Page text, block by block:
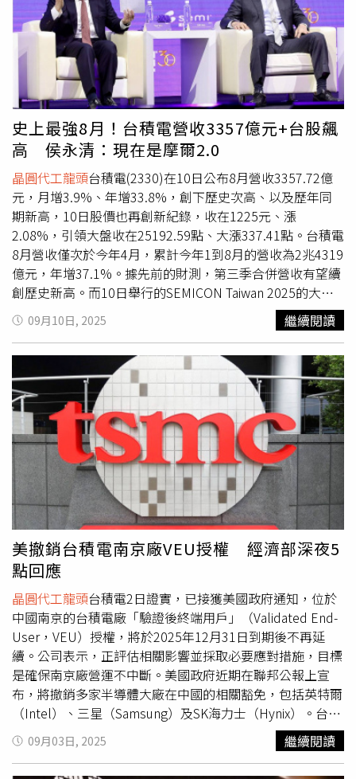
39.13點，漲幅0.58％，收報6,753.72點；科技股為主的那
斯達克指數大漲255.02點、漲幅1.12％，收在23,043.38
點；費城半導體指數漲勢最強，勁揚225.44點、漲幅達
3.4％，收在6,860.2點。
史上最強8月！台積電營收3357億元+台股飆
高 侯永清：現在是摩爾2.0
晶圓代工龍頭台積電(2330)在10日公布8月營收3357.72億
元，月增3.9%、年增33.8%，創下歷史次高、以及歷年同
期新高，10日股價也再創新紀錄，收在1225元、漲
2.08%，引領大盤收在25192.59點、大漲337.41點。台積電
8月營收僅次於今年4月，累計今年1到8月的營收為2兆4319
億元，年增37.1%。據先前的財測，第三季合併營收有望續
創歷史新高。而10日舉行的SEMICON Taiwan 2025的大師
論壇，台灣半導體產業協會理事長、台積電資深副總經理暨
副共同營運長侯永清說，最近很多人說摩爾定律不管用了，
但過去20年是著重在技術面，摩爾定律的確在放緩，但最近
關於軟體、硬體優化，技術與系統優化等需求都在爆發，台
灣半導體生態系統不是只有台積電，而是整個生態系都有很
好的夥伴關係，跟客戶溝通時，覺得他們好像每周都有新想
法，所以現在其實是摩爾2.0。侯永清也在論壇上幫台灣拉
票，他說，台灣有個優點，就是北中南都有科學園區，法規
非常友善，一小時車程就能取得任何東西，這優點在世界其
他地方都找不到。而台積電的全球合作夥伴，去年年底有40
家企業在台灣設立營運中心和研發中心，今年會有更多夥伴
加入，侯永清說，可見台灣供應鏈強大的地方，在於我們擁
有最堅強的夥伴，因為我們習慣協作，且對設計公司、新創
公司想法都持開放態度。由台積電與日月光(3711)帶頭的
3DIC先進封裝製造聯盟也正式成軍，共37家國內外企業攜
手合作。台積電先進封裝技術暨服務副總何軍表示，AI推動
技術疊代週期大幅縮短，供應鏈「在地化」已成發展重中之
重，與生態系緊密結合，才能即時滿足客戶需求。
09月10日, 2025 繼續閱讀
美撤銷台積電南京廠VEU授權 經濟部深夜5
點回應
晶圓代工龍頭台積電2日證實，已接獲美國政府通知，位於
中國南京的台積電廠「驗證後終端用戶」（Validated End-
User，VEU）授權，將於2025年12月31日到期後不再延
續。公司表示，正評估相關影響並採取必要應對措施，目標
是確保南京廠營運不中斷。美國政府近期在聯邦公報上宣
布，將撤銷多家半導體大廠在中國的相關豁免，包括英特爾
（Intel）、三星（Samsung）及SK海力士（Hynix）。台積
電也在同一波政策中受到影響。據了解，美國商務部產業安
全局（BIS）於2024年曾正式核發南京廠VEU授權，確認可
依規長期使用美國半導體設備與服務，無須逐批申請。此次
09月03日, 2025 繼續閱讀